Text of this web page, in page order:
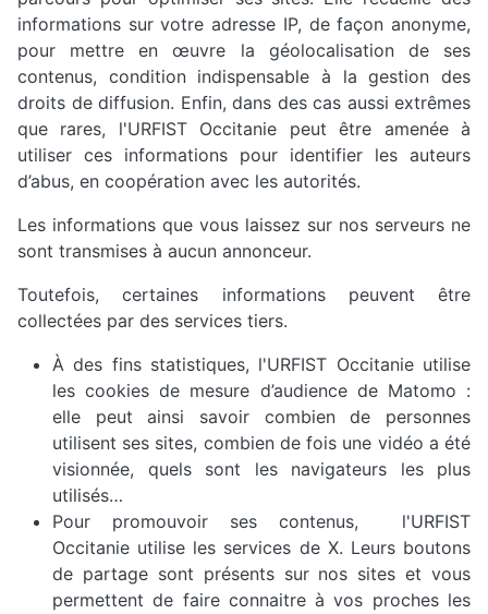
informations sur votre adresse IP, de façon anonyme,
pour mettre en œuvre la géolocalisation de ses
contenus, condition indispensable à la gestion des
droits de diffusion. Enfin, dans des cas aussi extrêmes
que rares, l'URFIST Occitanie peut être amenée à
utiliser ces informations pour identifier les auteurs
d’abus, en coopération avec les autorités.
Les informations que vous laissez sur nos serveurs ne
sont transmises à aucun annonceur.
Toutefois, certaines informations peuvent être
collectées par des services tiers.
À des fins statistiques, l'URFIST Occitanie utilise
les cookies de mesure d’audience de Matomo :
elle peut ainsi savoir combien de personnes
utilisent ses sites, combien de fois une vidéo a été
visionnée, quels sont les navigateurs les plus
utilisés…
Pour promouvoir ses contenus, l'URFIST
Occitanie utilise les services de X. Leurs boutons
de partage sont présents sur nos sites et vous
permettent de faire connaitre à vos proches les